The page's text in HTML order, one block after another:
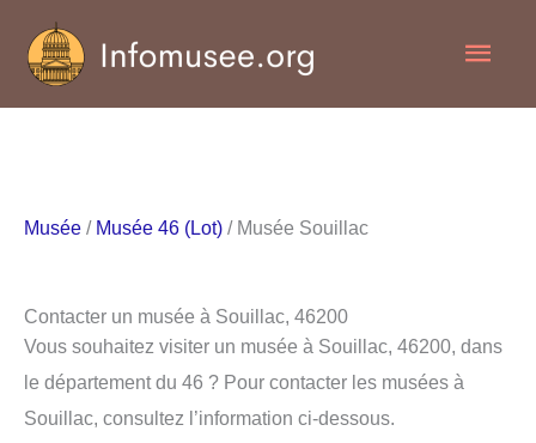
contenu
Musée / Musée 46 (Lot) / Musée Souillac
Contacter un musée à Souillac, 46200
Vous souhaitez visiter un musée à Souillac, 46200, dans
le département du 46 ? Pour contacter les musées à
Souillac, consultez l’information ci-dessous.